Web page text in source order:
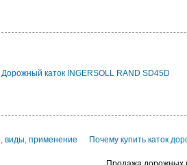
Дорожный каток INGERSOLL RAND SD45D
виды, применение Почему купить каток